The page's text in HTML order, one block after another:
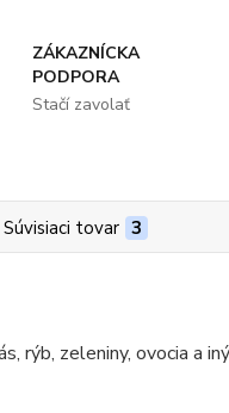
ZÁKAZNÍCKA
PODPORA
Stačí zavolať
Súvisiaci tovar 3
rýb, zeleniny, ovocia a